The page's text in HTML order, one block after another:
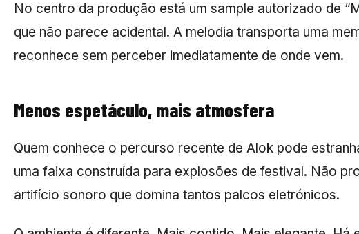
No centro da produção está um sample autorizado de
que não parece acidental. A melodia transporta uma
reconhece sem perceber imediatamente de onde vem.
Menos espetáculo, mais atmosfera
Quem conhece o percurso recente de Alok pode
uma faixa construída para explosões de festival. Não
artifício sonoro que domina tantos palcos eletrónicos.